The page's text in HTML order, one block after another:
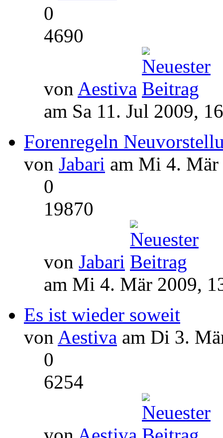
0
4690
von Aestiva
am Sa 11. Jul 2009,
Forenregeln
von Jabari am Mi 4.
0
19870
von Jabari
am Mi 4. Mär 2009,
Es ist wieder soweit
von Aestiva am Di 3.
0
6254